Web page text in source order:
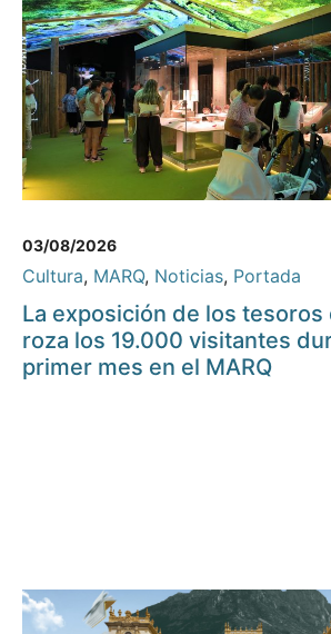
03/08/2026
Cultura, MARQ, Noticias, Portada
La exposición de los tesoros
roza los 19.000 visitantes
primer mes en el MARQ